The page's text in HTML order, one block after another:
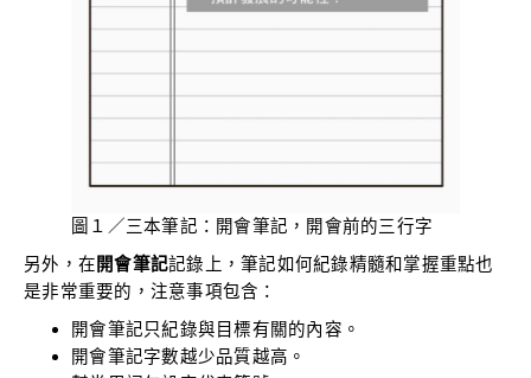
圖１／三本筆記：開會筆記，開會前的三行字
另外，在 開會筆記記錄上，筆記如何紀錄精髓和掌握重點也
是非常重要的，注意事項包含：
開會筆記只紀錄與目標有關的內容。
開會筆記字數越少品質越高。